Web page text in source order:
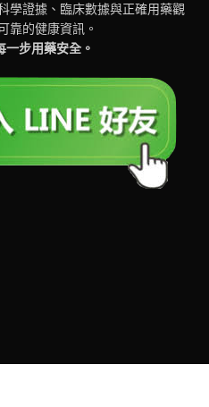
學證據、臨床數據與正確用藥觀
靠的健康資訊。
步用藥安全。